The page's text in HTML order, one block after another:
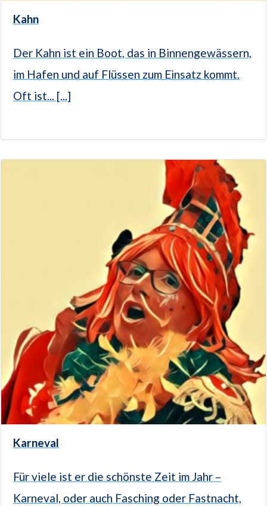
Kahn
Der Kahn ist ein Boot, das in Binnengewässern,
im Hafen und auf Flüssen zum Einsatz kommt.
Oft ist... [...]
Karneval
Für viele ist er die schönste Zeit im Jahr –
Karneval, oder auch Fasching oder Fastnacht,